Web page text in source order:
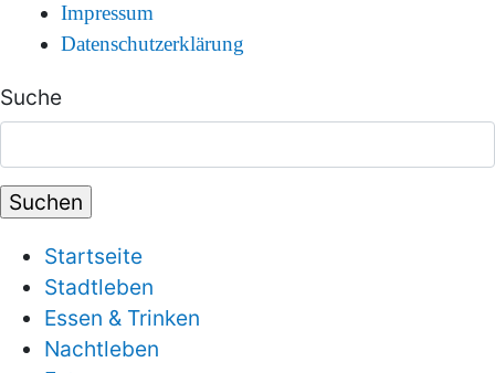
Impressum
Datenschutzerklärung
Suche
Startseite
Stadtleben
Essen & Trinken
Nachtleben